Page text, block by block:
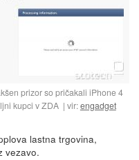
prizor so pričakali iPhone 4
kupci v ZDA
vir:engadget
lastna trgovina,
vezavo.